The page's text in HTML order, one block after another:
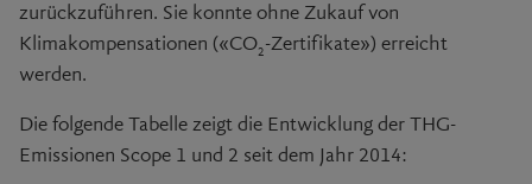
zurückzuführen. Sie konnte ohne Zukauf von
Klimakompensationen («CO2-Zertifikate») erreicht
werden.
Die folgende Tabelle zeigt die Entwicklung der THG-
Emissionen Scope 1 und 2 seit dem Jahr 2014: